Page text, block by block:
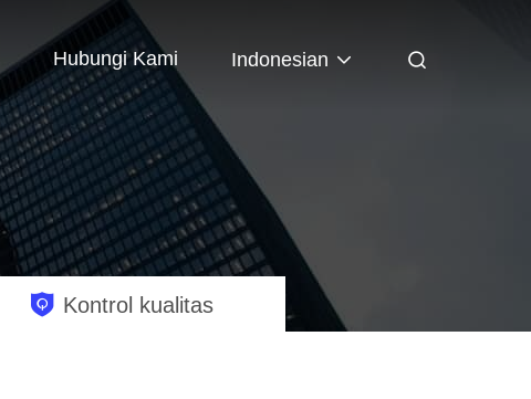
Hubungi Kami Indonesian
Kontrol kualitas